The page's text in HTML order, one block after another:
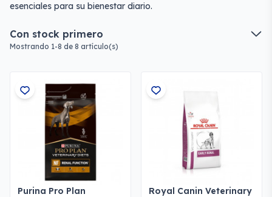
esenciales para su bienestar diario.
Con stock primero
Mostrando 1-8 de 8 artículo(s)
Purina Pro Plan
Royal Canin Veterinary